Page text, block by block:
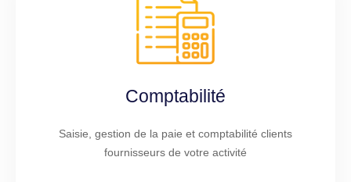
Comptabilité
Saisie, gestion de la paie et comptabilité clients
fournisseurs de votre activité